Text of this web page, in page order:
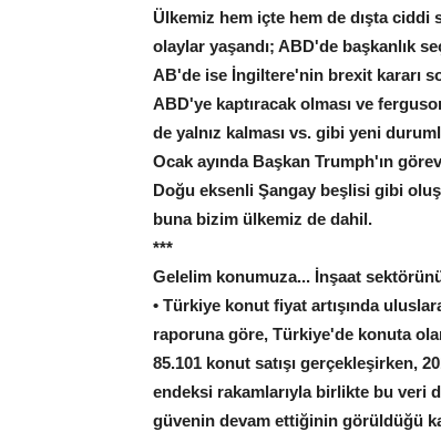
Ülkemiz hem içte hem de dışta ciddi
olaylar yaşandı; ABD'de başkanlık
AB'de ise İngiltere'nin brexit kararı
ABD'ye kaptıracak olması ve
de yalnız kalması vs. gibi yeni
Ocak ayında Başkan Trumph'ın
Doğu eksenli Şangay beşlisi gibi
buna bizim ülkemiz de dahil.
***
Gelelim konumuza... İnşaat
• Türkiye konut fiyat artışında
raporuna göre, Türkiye'de konuta
85.101 konut satışı gerçekleşirken,
endeksi rakamlarıyla birlikte bu veri
güvenin devam ettiğinin görüldüğü